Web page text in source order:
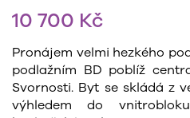
10 700 Kč
Pronájem velmi hezkého
podlažním BD poblíž
Svornosti. Byt se skládá z
výhledem do